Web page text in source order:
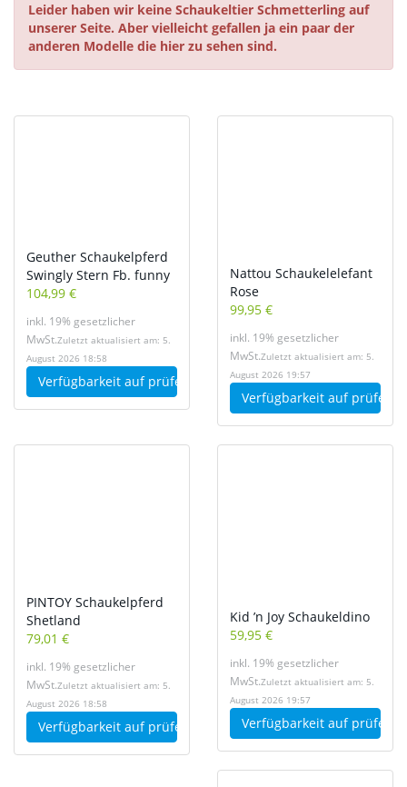
Leider haben wir keine Schaukeltier Schmetterling auf
unserer Seite. Aber vielleicht gefallen ja ein paar der
anderen Modelle die hier zu sehen sind.
Geuther Schaukelpferd
Swingly Stern Fb. funny
104,99 €
inkl. 19% gesetzlicher
MwSt.Zuletzt aktualisiert am: 5.
August 2026 18:58
Verfügbarkeit auf prüfen
Nattou Schaukelelefant
Rose
99,95 €
inkl. 19% gesetzlicher
MwSt.Zuletzt aktualisiert am: 5.
August 2026 19:57
Verfügbarkeit auf prüfen
PINTOY Schaukelpferd
Shetland
79,01 €
inkl. 19% gesetzlicher
MwSt.Zuletzt aktualisiert am: 5.
August 2026 18:58
Verfügbarkeit auf prüfen
Kid ’n Joy Schaukeldino
59,95 €
inkl. 19% gesetzlicher
MwSt.Zuletzt aktualisiert am: 5.
August 2026 19:57
Verfügbarkeit auf prüfen